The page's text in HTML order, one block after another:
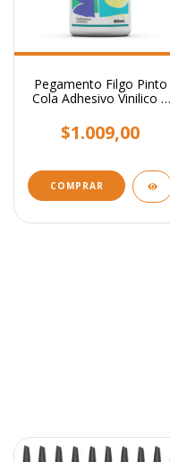
Pegamento Filgo Pinto
Cola Adhesivo Vinilico X
$1.009,00